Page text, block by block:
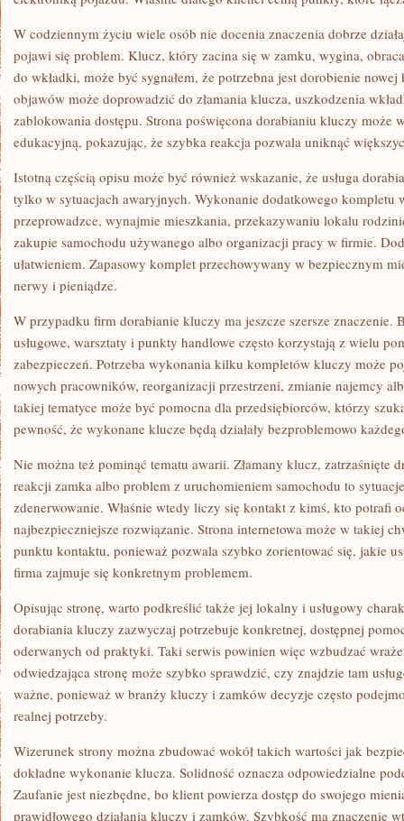
W codziennym życiu wiele osób nie docenia znaczenia dobrze
pojawi się problem. Klucz, który zacina się w zamku, wygina,
do wkładki, może być sygnałem, że potrzebna jest dorobienie
objawów może doprowadzić do złamania klucza, uszkodzenia
zablokowania dostępu. Strona poświęcona dorabianiu kluczy może
edukacyjną, pokazując, że szybka reakcja pozwala uniknąć
Istotną częścią opisu może być również wskazanie, że usługa
tylko w sytuacjach awaryjnych. Wykonanie dodatkowego kompletu
przeprowadzce, wynajmie mieszkania, przekazywaniu lokalu
zakupie samochodu używanego albo organizacji pracy w firmie.
ułatwieniem. Zapasowy komplet przechowywany w bezpiecznym
nerwy i pieniądze.
W przypadku firm dorabianie kluczy ma jeszcze szersze znaczenie.
usługowe, warsztaty i punkty handlowe często korzystają z wielu
zabezpieczeń. Potrzeba wykonania kilku kompletów kluczy może
nowych pracowników, reorganizacji przestrzeni, zmianie najemcy
takiej tematyce może być pomocna dla przedsiębiorców, którzy
pewność, że wykonane klucze będą działały bezproblemowo
Nie można też pominąć tematu awarii. Złamany klucz, zatrzaśnięte
reakcji zamka albo problem z uruchomieniem samochodu to
zdenerwowanie. Właśnie wtedy liczy się kontakt z kimś, kto potrafi
najbezpieczniejsze rozwiązanie. Strona internetowa może w takiej
punktu kontaktu, ponieważ pozwala szybko zorientować się, jakie
firma zajmuje się konkretnym problemem.
Opisując stronę, warto podkreślić także jej lokalny i usługowy
dorabiania kluczy zazwyczaj potrzebuje konkretnej, dostępnej
oderwanych od praktyki. Taki serwis powinien więc wzbudzać
odwiedzająca stronę może szybko sprawdzić, czy znajdzie tam
ważne, ponieważ w branży kluczy i zamków decyzje często
realnej potrzeby.
Wizerunek strony można zbudować wokół takich wartości jak
dokładne wykonanie klucza. Solidność oznacza odpowiedzialne
Zaufanie jest niezbędne, bo klient powierza dostęp do swojego
prawidłowego działania kluczy i zamków. Szybkość ma znaczenie